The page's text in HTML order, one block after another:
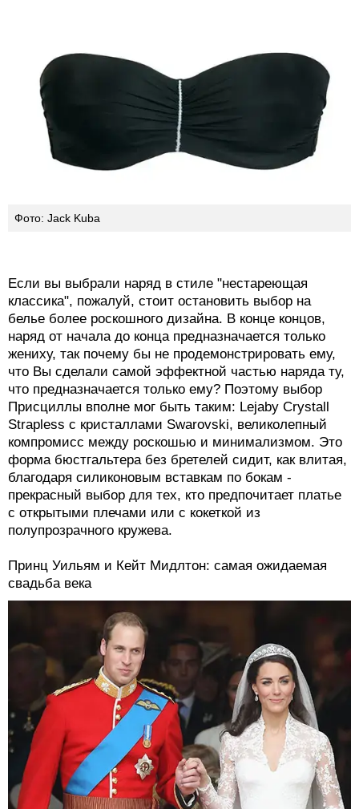
Фото: Jack Kuba
Если вы выбрали наряд в стиле "нестареющая
классика", пожалуй, стоит остановить выбор на
белье более роскошного дизайна. В конце концов,
наряд от начала до конца предназначается только
жениху, так почему бы не продемонстрировать ему,
что Вы сделали самой эффектной частью наряда ту,
что предназначается только ему? Поэтому выбор
Присциллы вполне мог быть таким: Lejaby Сrystall
Strapless с кристаллами Swarovski, великолепный
компромисс между роскошью и минимализмом. Это
форма бюстгальтера без бретелей сидит, как влитая,
благодаря силиконовым вставкам по бокам -
прекрасный выбор для тех, кто предпочитает платье
с открытыми плечами или с кокеткой из
полупрозрачного кружева.
Принц Уильям и Кейт Мидлтон: самая ожидаемая
свадьба века